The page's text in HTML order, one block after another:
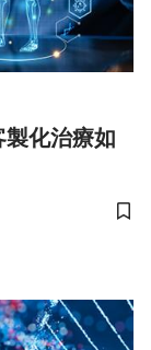
化治療如
儲